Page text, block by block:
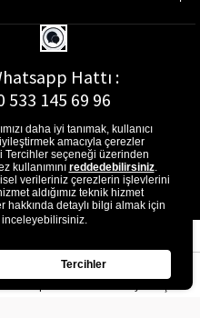
Hattı :
533 145 69 96
:
daha iyi tanımak, kullanıcı
amacıyla çerezler
Tercihler seçeneği üzerinden
kullanımını reddedebilirsiniz.
verileriniz çerezlerin işlevlerini
aldığımız teknik hizmet
hakkında detaylı bilgi almak için
inceleyebilirsiniz.
Tercihler